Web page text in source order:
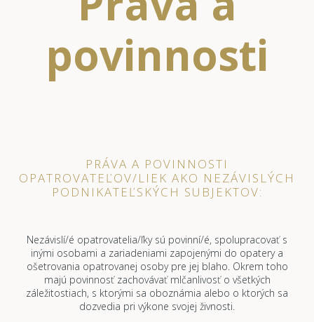
povinnosti
PRÁVA A POVINNOSTI
OPATROVATEĽOV/LIEK AKO NEZÁVISLÝCH
PODNIKATEĽSKÝCH SUBJEKTOV:
Nezávislí/é opatrovatelia/ľky sú povinní/é, spolupracovať s
inými osobami a zariadeniami zapojenými do opatery a
ošetrovania opatrovanej osoby pre jej blaho. Okrem toho
majú povinnosť zachovávať mlčanlivosť o všetkých
záležitostiach, s ktorými sa oboznámia alebo o ktorých sa
dozvedia pri výkone svojej živnosti.